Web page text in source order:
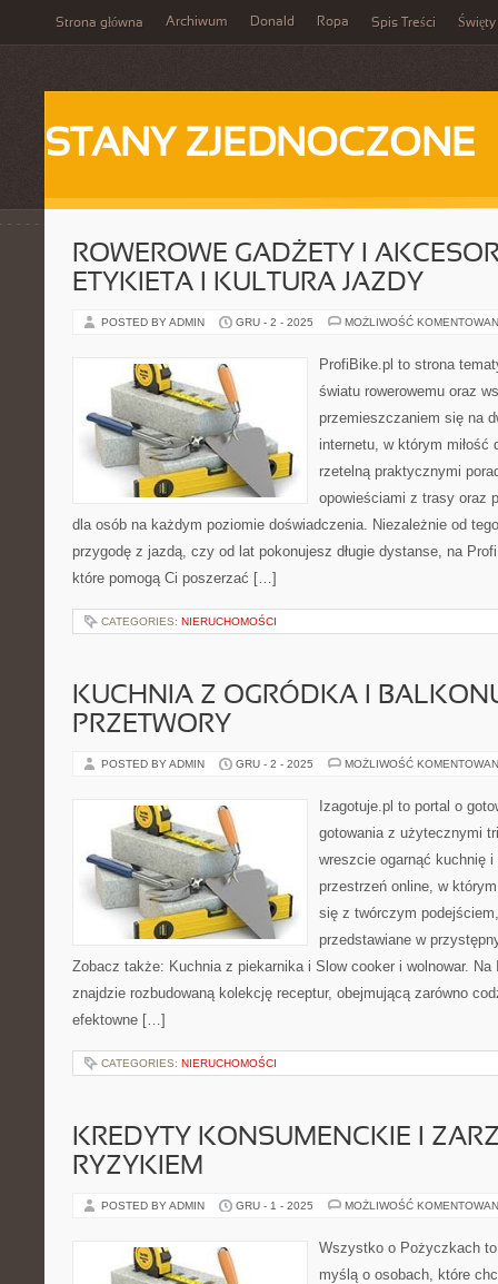
Strona główna Archiwum Donald Ropa Spis Treści Święty
STANY ZJEDNOCZONE
ROWEROWE GADŻETY I
ETYKIETA I KULTURA JAZDY
POSTED BY ADMIN GRU - 2 - 2025 MOŻLIWOŚĆ
ProfiBike.pl to strona
światu rowerowemu oraz
przemieszczaniem się na
internetu, w którym miłość
rzetelną praktycznymi
opowieściami z trasy oraz
dla osób na każdym poziomie doświadczenia. Niezależnie od
przygodę z jazdą, czy od lat pokonujesz długie dystanse, na
które pomogą Ci poszerzać […]
CATEGORIES: NIERUCHOMOŚCI
KUCHNIA Z OGRÓDKA I
PRZETWORY
POSTED BY ADMIN GRU - 2 - 2025 MOŻLIWOŚĆ
Izagotuje.pl to portal o
gotowania z użytecznymi
wreszcie ogarnąć kuchnię
przestrzeń online, w
się z twórczym
przedstawiane w
Zobacz także: Kuchnia z piekarnika i Slow cooker i wolnowar. Na
znajdzie rozbudowaną kolekcję receptur, obejmującą zarówno
efektowne […]
CATEGORIES: NIERUCHOMOŚCI
KREDYTY KONSUMENCKIE I
RYZYKIEM
POSTED BY ADMIN GRU - 1 - 2025 MOŻLIWOŚĆ
Wszystko o Pożyczkach
myślą o osobach, które